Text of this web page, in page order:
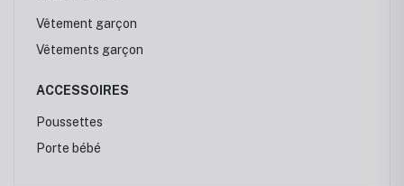
Vêtement garçon
Vêtements garçon
ACCESSOIRES
Poussettes
Porte bébé